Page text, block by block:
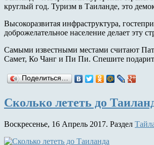
круглый год. Туризм в Таиланде, это
Высокоразвитая инфраструктура,
доброжелательное население делает эту
Самыми известными местами считают
Самет, Ко Чанг и Пи Пи. Спешите
Поделиться…
Сколько лететь до
Воскресенье, 16 Апрель 2017. Раздел